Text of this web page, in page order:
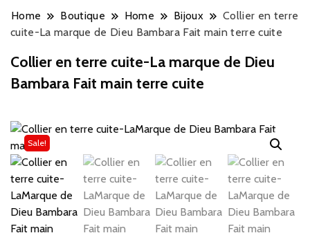
Home Boutique Home Bijoux
Collier en terre
cuite-La marque de Dieu Bambara Fait main terre cuite
Collier en terre cuite-La marque de Dieu
Bambara Fait main terre cuite
Sale!